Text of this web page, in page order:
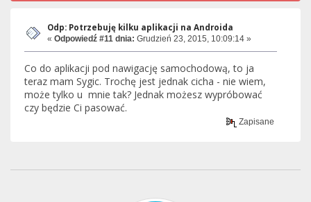
Odp: Potrzebuję kilku aplikacji na Androida
« Odpowiedź #11 dnia: Grudzień 23, 2015, 10:09:14 »
Co do aplikacji pod nawigację samochodową, to ja
teraz mam Sygic. Trochę jest jednak cicha - nie wiem,
może tylko u mnie tak? Jednak możesz wypróbować
czy będzie Ci pasować.
Zapisane